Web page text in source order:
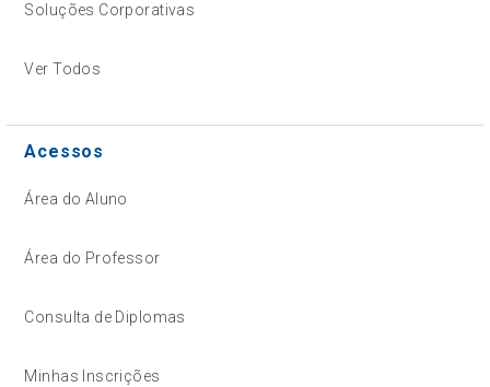
Soluções Corporativas
Ver Todos
Acessos
Área do Aluno
Área do Professor
Consulta de Diplomas
Minhas Inscrições